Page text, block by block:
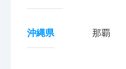
沖縄県 那覇